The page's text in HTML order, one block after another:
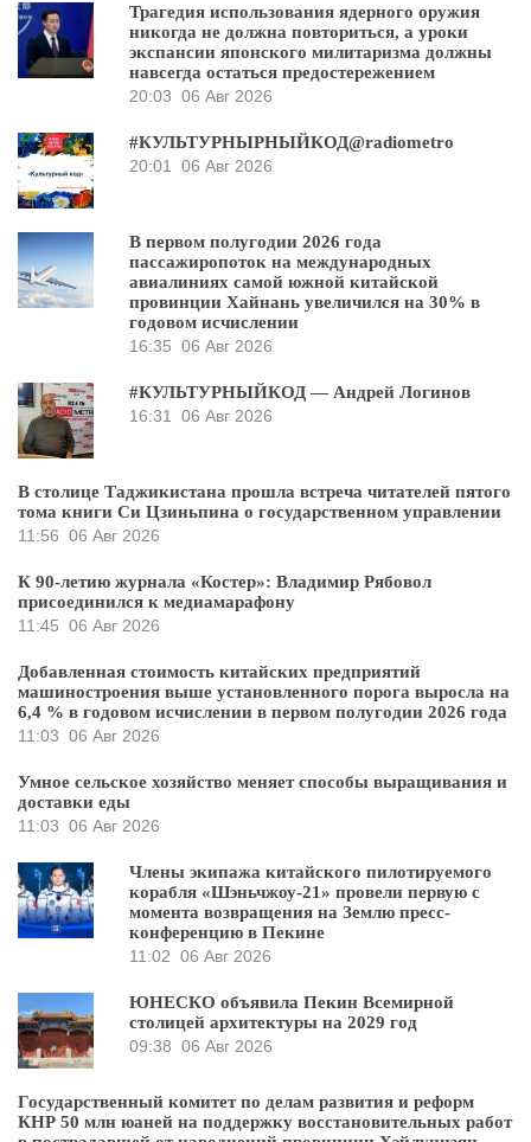
Трагедия использования ядерного оружия
никогда не должна повториться, а уроки
экспансии японского милитаризма должны
навсегда остаться предостережением
20:03 06 Авг 2026
#КУЛЬТУРНЫРНЫЙКОД@radiometro
20:01
06 Авг 2026
В первом полугодии 2026 года
пассажиропоток на международных
авиалиниях самой южной китайской
провинции Хайнань увеличился на 30% в
годовом исчислении
16:35 06 Авг 2026
#КУЛЬТУРНЫЙКОД — Андрей Логинов
16:31
06 Авг 2026
В столице Таджикистана прошла встреча читателей пятого
тома книги Си Цзиньпина о государственном управлении
11:56 06 Авг 2026
К 90-летию журнала «Костер»: Владимир Рябовол
присоединился к медиамарафону
11:45 06 Авг 2026
Добавленная стоимость китайских предприятий
машиностроения выше установленного порога выросла на
6,4 % в годовом исчислении в первом полугодии 2026 года
11:03 06 Авг 2026
Умное сельское хозяйство меняет способы выращивания и
доставки еды
11:03 06 Авг 2026
Члены экипажа китайского пилотируемого
корабля «Шэньчжоу-21» провели первую с
момента возвращения на Землю пресс-
конференцию в Пекине
11:02 06 Авг 2026
ЮНЕСКО объявила Пекин Всемирной
столицей архитектуры на 2029 год
09:38 06 Авг 2026
Государственный комитет по делам развития и реформ
КНР 50 млн юаней на поддержку восстановительных работ